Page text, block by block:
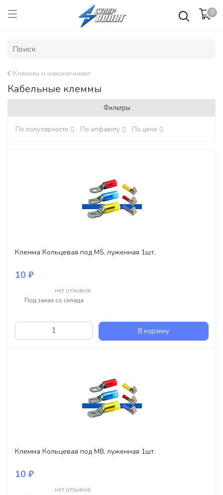
0
Клеммы и наконечники
Кабельные клеммы
Фильтры
По популярности По алфавиту По цене
Клемма Кольцевая под M5, луженная 1шт.
10 ₽
нет отзывов
Под заказ со склада
В корзину
Клемма Кольцевая под M8, луженная 1шт.
10 ₽
нет отзывов